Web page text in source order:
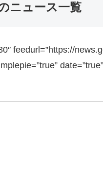
ニュース一覧
feedurl=”https://